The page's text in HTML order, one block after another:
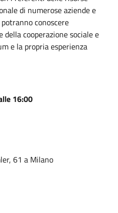
di numerose aziende e
conoscere
cooperazione sociale e
e la propria esperienza
16:00
61 a Milano